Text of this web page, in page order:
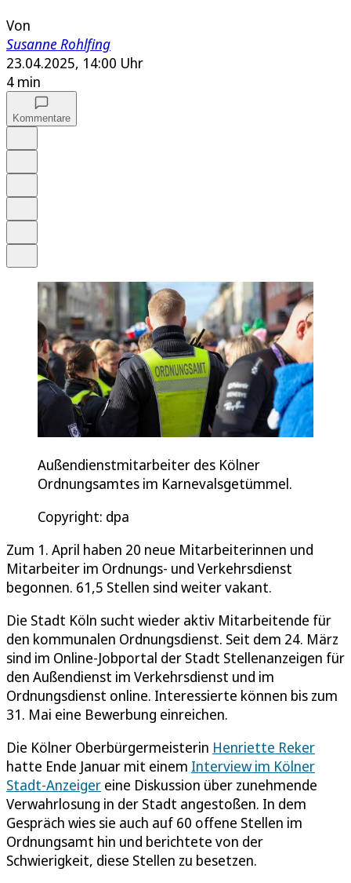
Von
Susanne Rohlfing
23.04.2025, 14:00 Uhr
4 min
Kommentare
Außendienstmitarbeiter des Kölner
Ordnungsamtes im Karnevalsgetümmel.
Copyright: dpa
Zum 1. April haben 20 neue Mitarbeiterinnen und
Mitarbeiter im Ordnungs- und Verkehrsdienst
begonnen. 61,5 Stellen sind weiter vakant.
Die Stadt Köln sucht wieder aktiv Mitarbeitende für
den kommunalen Ordnungsdienst. Seit dem 24. März
sind im Online-Jobportal der Stadt Stellenanzeigen für
den Außendienst im Verkehrsdienst und im
Ordnungsdienst online. Interessierte können bis zum
31. Mai eine Bewerbung einreichen.
Die Kölner Oberbürgermeisterin Henriette Reker
hatte Ende Januar mit einem Interview im Kölner
Stadt-Anzeiger eine Diskussion über zunehmende
Verwahrlosung in der Stadt angestoßen. In dem
Gespräch wies sie auch auf 60 offene Stellen im
Ordnungsamt hin und berichtete von der
Schwierigkeit, diese Stellen zu besetzen.